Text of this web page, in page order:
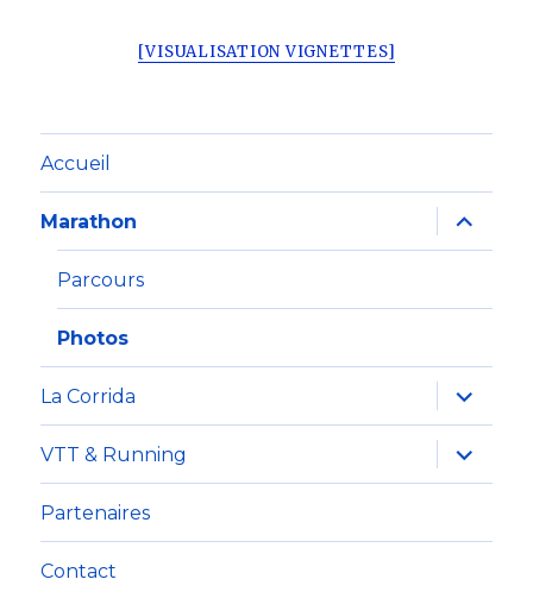
[VISUALISATION VIGNETTES]
Accueil
Marathon
ouvrir
le
sous-
Parcours
Photos
La Corrida
ouvrir
le
sous-
menu
VTT & Running
ouvrir
le
sous-
Partenaires
Contact